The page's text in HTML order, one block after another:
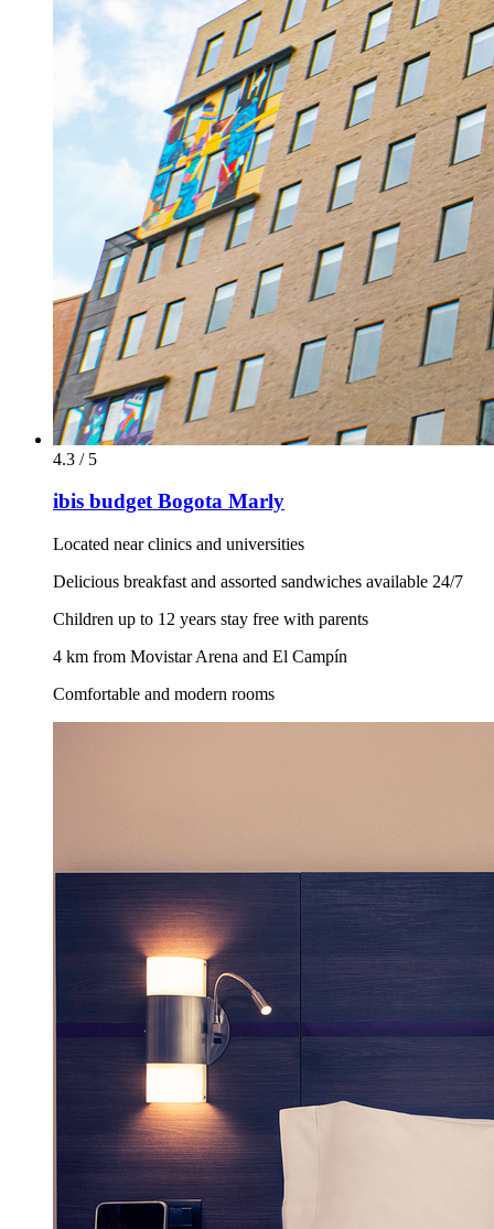
4.3 / 5
ibis budget Bogota Marly
Located near clinics and universities
Delicious breakfast and assorted sandwiches available 24/7
Children up to 12 years stay free with parents
4 km from Movistar Arena and El Campín
Comfortable and modern rooms